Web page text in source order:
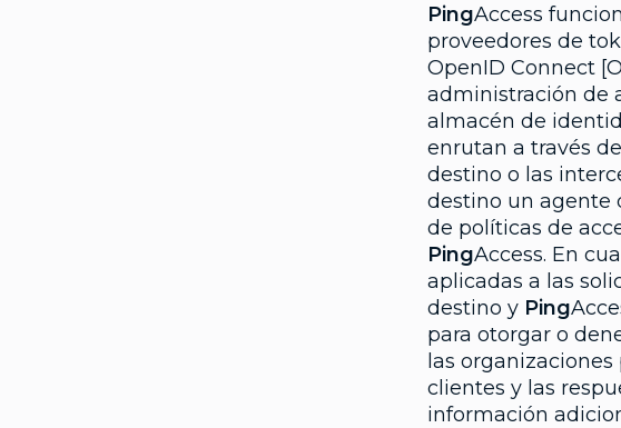
PingAccess
proveedores de
OpenID Connect
administración de
almacén de
enrutan a través
destino o las
destino un agente
de políticas de
PingAccess. En
aplicadas a las
destino y Ping
para otorgar o
las
clientes y las
información